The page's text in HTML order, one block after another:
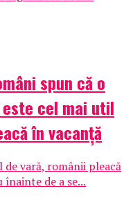
spun că o
cel mai util
în vacanță
vară, românii pleacă
de a se...